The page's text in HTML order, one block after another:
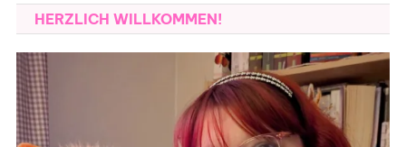
HERZLICH WILLKOMMEN!